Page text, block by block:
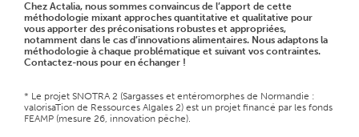
Chez Actalia, nous sommes convaincus de l’apport de cette
méthodologie mixant approches quantitative et qualitative pour
vous apporter des préconisations robustes et appropriées,
notamment dans le cas d’innovations alimentaires. Nous adaptons la
méthodologie à chaque problématique et suivant vos contraintes.
Contactez-nous pour en échanger !
* Le projet SNOTRA 2 (Sargasses et entéromorphes de Normandie :
valorisaTion de Ressources Algales 2) est un projet financé par les fonds
FEAMP (mesure 26, innovation pêche).